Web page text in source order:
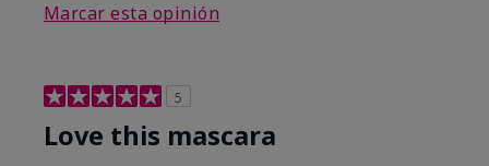
Marcar esta opinión
5
Love this mascara